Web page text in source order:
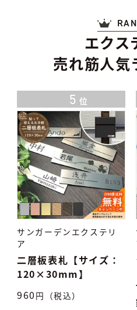
エクス
売れ筋人気
6 位
サンガーデンエクステリ
ア
シンプルポストユニッ
ト 1型 照明なし本体
錠） セット 上入れ前